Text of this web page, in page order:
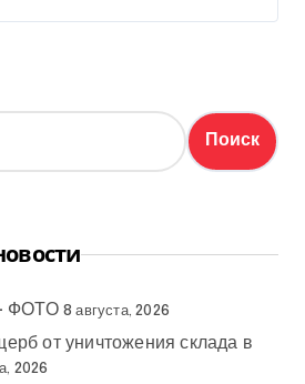
ФОТО 8 августа, 2026
от уничтожения склада в
2026